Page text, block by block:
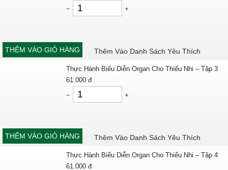
−
+
THÊM VÀO GIỎ HÀNG Thêm Vào Danh Sách Yêu Thích
Thực Hành Biểu Diễn Organ Cho Thiếu Nhi – Tập 3
61.000 đ
−
+
THÊM VÀO GIỎ HÀNG Thêm Vào Danh Sách Yêu Thích
Thực Hành Biểu Diễn Organ Cho Thiếu Nhi – Tập 4
61.000 đ